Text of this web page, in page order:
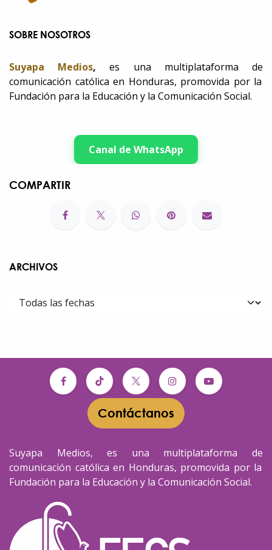
SOBRE NOSOTROS
Suyapa Medios, es una multiplataforma de
comunicación católica en Honduras, promovida por la
Fundación para la Educación y la Comunicación Social.
Canal de WhatsApp
COMPARTIR
ARCHIVOS
Contáctanos​​
Suyapa Medios, es una multiplataforma de
comunicación católica en Honduras, promovida por la
Fundación para la Educación y la Comunicación Social.